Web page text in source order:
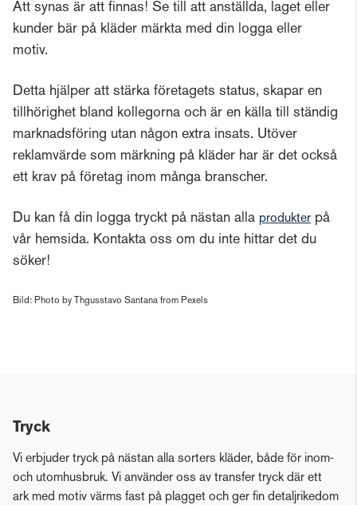
Att synas är att finnas! Se till att anställda, laget eller
kunder bär på kläder märkta med din logga eller
motiv.
Detta hjälper att stärka företagets status, skapar en
tillhörighet bland kollegorna och är en källa till ständig
marknadsföring utan någon extra insats. Utöver
reklamvärde som märkning på kläder har är det också
ett krav på företag inom många branscher.
Du kan få din logga tryckt på nästan alla produkter på
vår hemsida. Kontakta oss om du inte hittar det du
söker!
Bild: Photo by Thgusstavo Santana from Pexels
Tryck
Vi erbjuder tryck på nästan alla sorters kläder, både för inom-
och utomhusbruk. Vi använder oss av transfer tryck där ett
ark med motiv värms fast på plagget och ger fin detaljrikedom